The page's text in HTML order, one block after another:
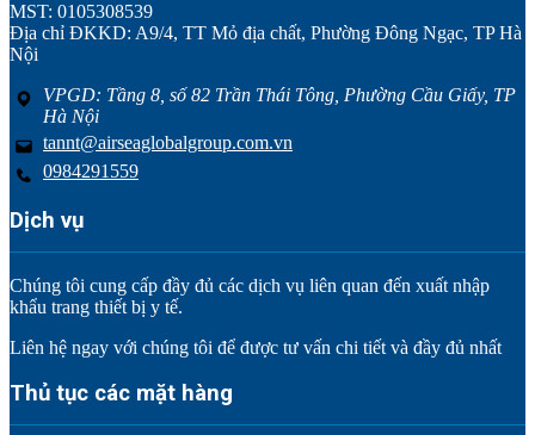
MST: 0105308539
Địa chỉ ĐKKD: A9/4, TT Mỏ địa chất, Phường Đông Ngạc, TP Hà
Nội
VPGD: Tầng 8, số 82 Trần Thái Tông, Phường Cầu Giấy, TP
Hà Nội
tannt@airseaglobalgroup.com.vn
0984291559
Dịch vụ
Chúng tôi cung cấp đầy đủ các dịch vụ liên quan đến xuất nhập
khẩu trang thiết bị y tế.
Liên hệ ngay với chúng tôi để được tư vấn chi tiết và đầy đủ nhất
Thủ tục các mặt hàng